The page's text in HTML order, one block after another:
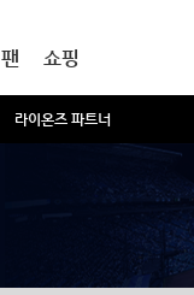
라이온즈 파트너
팬 쇼핑